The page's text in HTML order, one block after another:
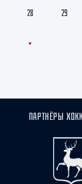
28 29
ПАРТНЁРЫ